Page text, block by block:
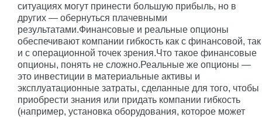
ситуациях могут принести большую прибыль, но в
других — обернуться плачевными
результатами.Финансовые и реальные опционы
обеспечивают компании гибкость как с финансовой, так
и с операционной точек зрения.Что такое финансовые
опционы, понять не сложно.Реальные же опционы —
это инвестиции в материальные активы и
эксплуатационные затраты, сделанные для того, чтобы
приобрести знания или придать компании гибкость
(например, установка оборудования, которое может